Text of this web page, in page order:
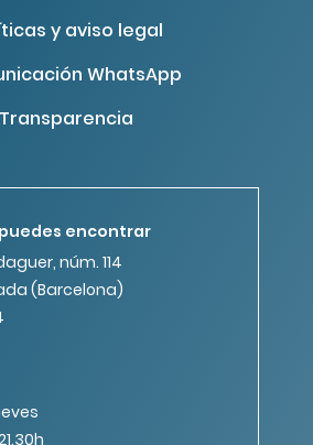
y aviso legal
WhatsApp
Transparencia
encontrar
núm. 114
(Barcelona)